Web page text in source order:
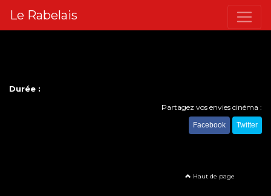
Le Rabelais
Durée :
Partagez vos envies cinéma :
Facebook Twitter
Haut de page